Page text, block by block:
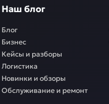
Наш блог
Блог
Бизнес
Кейсы и разборы
Логистика
Новинки и обзоры
Обслуживание и ремонт